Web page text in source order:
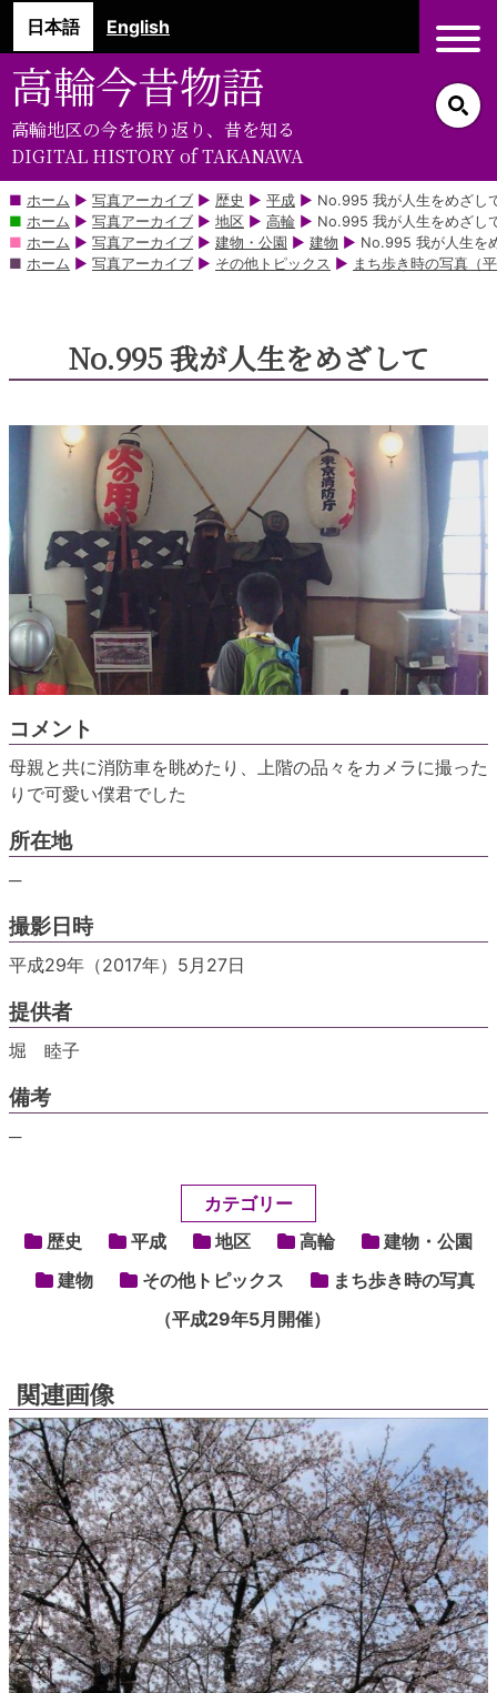
ン
ツ
部
に
ス
キ
日本語 English
高輪今昔物語
高輪地区の今を振り返り、昔を知る
DIGITAL HISTORY of TAKANAWA
ホーム ▶ 写真アーカイブ ▶ 歴史 ▶ 平成 ▶ No.995 我が人生をめざし
ホーム ▶ 写真アーカイブ ▶ 地区 ▶ 高輪 ▶ No.995 我が人生をめざし
ホーム ▶ 写真アーカイブ ▶ 建物・公園 ▶ 建物 ▶ No.995 我が人生を
ホーム ▶ 写真アーカイブ ▶ その他トピックス ▶ まち歩き時の写真（
No.995 我が人生をめざして
コメント
母親と共に消防車を眺めたり、上階の品々をカメラに撮った
りで可愛い僕君でした
所在地
─
撮影日時
平成29年（2017年）5月27日
提供者
堀 睦子
備考
─
カテゴリー
歴史
平成 地区 高輪
建物・公園
建物
その他トピックス
まち歩き時の写真
（平成29年5月開催）
関連画像